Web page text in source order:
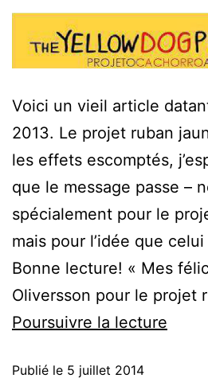
Voici un vieil article
2013. Le projet ruban
les effets escomptés,
que le message passe –
spécialement pour le
mais pour l’idée que
Bonne lecture! « Mes
Oliversson pour le projet
Poursuivre la lecture
Publié le 5 juillet 2014